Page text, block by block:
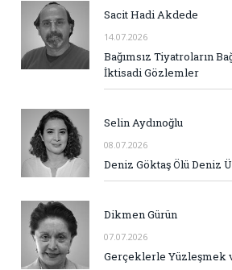
Sacit Hadi Akdede
14.07.2026
Bağımsız Tiyatroların
İktisadi Gözlemler
Selin Aydınoğlu
08.07.2026
Deniz Göktaş Ölü Deniz
Dikmen Gürün
07.07.2026
Gerçeklerle Yüzleşmek